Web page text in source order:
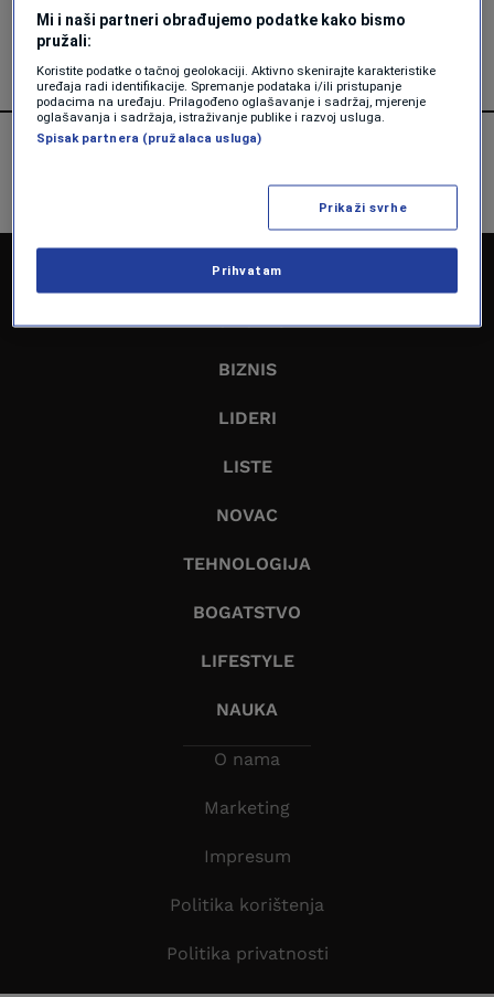
Vedran Drljević
NASLOVNA
EKONOMIJA
BIZNIS
LIDERI
LISTE
NOVAC
TEHNOLOGIJA
BOGATSTVO
LIFESTYLE
NAUKA
O nama
Marketing
Impresum
Politika korištenja
Politika privatnosti
Mi i naši partneri obrađujemo podatke kako bismo
pružali:
Koristite podatke o tačnoj geolokaciji. Aktivno skenirajte karakteristike
uređaja radi identifikacije. Spremanje podataka i/ili pristupanje
podacima na uređaju. Prilagođeno oglašavanje i sadržaj, mjerenje
oglašavanja i sadržaja, istraživanje publike i razvoj usluga.
Spisak partnera (pružalaca usluga)
Prikaži svrhe
Prihvatam